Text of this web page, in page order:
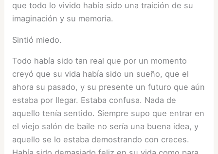
que todo lo vivido había sido una traición de su
imaginación y su memoria.
Sintió miedo.
Todo había sido tan real que por un momento
creyó que su vida había sido un sueño, que el
ahora su pasado, y su presente un futuro que aún
estaba por llegar. Estaba confusa. Nada de
aquello tenía sentido. Siempre supo que entrar en
el viejo salón de baile no sería una buena idea, y
aquello se lo estaba demostrando con creces.